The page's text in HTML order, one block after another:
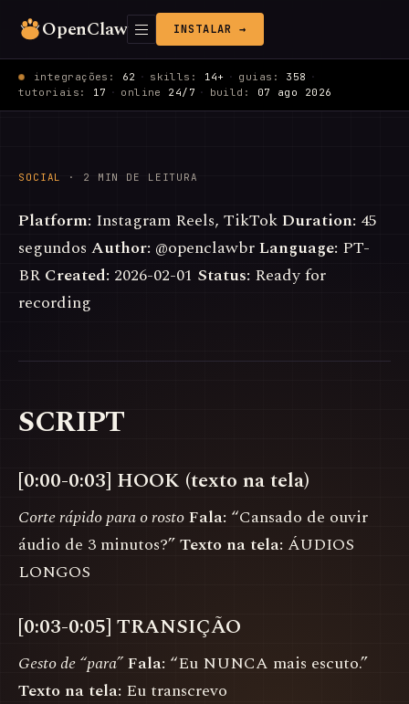
OpenClaw INSTALAR →
integrações: 62 · skills: 14+ · guias: 358 ·
tutoriais: 17 · online 24/7 · build: 07 ago 2026
SOCIAL · 2 MIN DE LEITURA
Platform: Instagram Reels, TikTokDuration: 45
segundos Author: @openclawbrLanguage: PT-
BR Created: 2026-02-01 Status: Ready for
recording
SCRIPT
[0:00-0:03] HOOK (texto na tela)
Corte rápido para o rostoFala: “Cansado de ouvir
áudio de 3 minutos?”Texto na tela: ÁUDIOS
LONGOS
[0:03-0:05] TRANSIÇÃO
Gesto de “para”Fala: “Eu NUNCA mais escuto.”
Texto na tela: Eu transcrevo